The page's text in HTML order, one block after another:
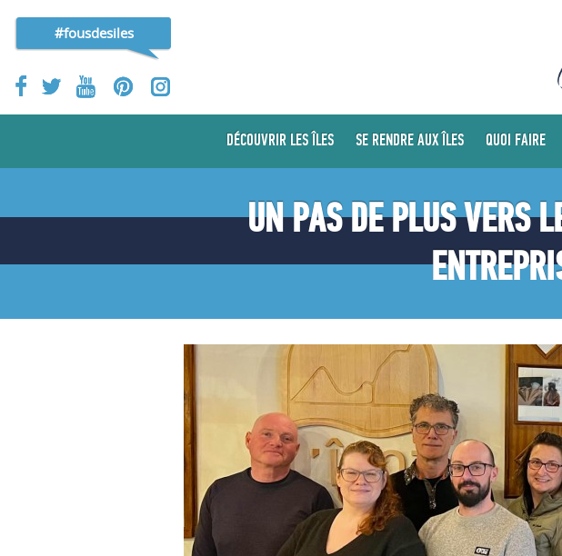
#fousdesiles
DÉCOUVRIR LES ÎLES SE RENDRE AUX ÎLES QUOI FAIRE
UN PAS DE PLUS VERS